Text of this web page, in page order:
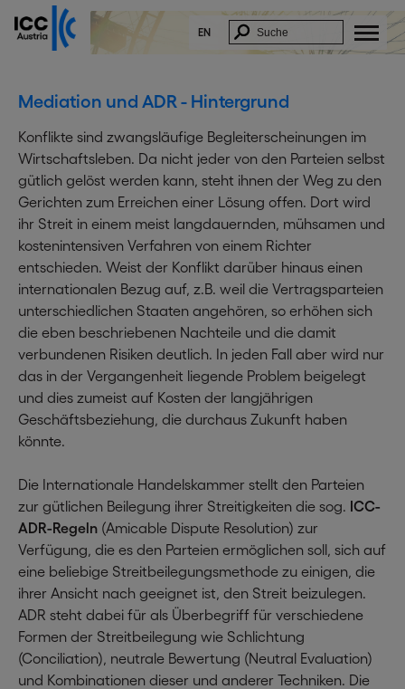
EN
Mediation und ADR - Hintergrund
Konflikte sind zwangsläufige Begleiterscheinungen im
Wirtschaftsleben. Da nicht jeder von den Parteien selbst
gütlich gelöst werden kann, steht ihnen der Weg zu den
Gerichten zum Erreichen einer Lösung offen. Dort wird
ihr Streit in einem meist langdauernden, mühsamen und
kostenintensiven Verfahren von einem Richter
entschieden. Weist der Konflikt darüber hinaus einen
internationalen Bezug auf, z.B. weil die Vertragsparteien
unterschiedlichen Staaten angehören, so erhöhen sich
die eben beschriebenen Nachteile und die damit
verbundenen Risiken deutlich. In jeden Fall aber wird nur
das in der Vergangenheit liegende Problem beigelegt
und dies zumeist auf Kosten der langjährigen
Geschäftsbeziehung, die durchaus Zukunft haben
könnte.
Die Internationale Handelskammer stellt den Parteien
zur gütlichen Beilegung ihrer Streitigkeiten die sog. ICC-
ADR-Regeln (Amicable Dispute Resolution) zur
Verfügung, die es den Parteien ermöglichen soll, sich auf
eine beliebige Streitbeilegungsmethode zu einigen, die
ihrer Ansicht nach geeignet ist, den Streit beizulegen.
ADR steht dabei für als Überbegriff für verschiedene
Formen der Streitbeilegung wie Schlichtung
(Conciliation), neutrale Bewertung (Neutral Evaluation)
und Kombinationen dieser und anderer Techniken. Die